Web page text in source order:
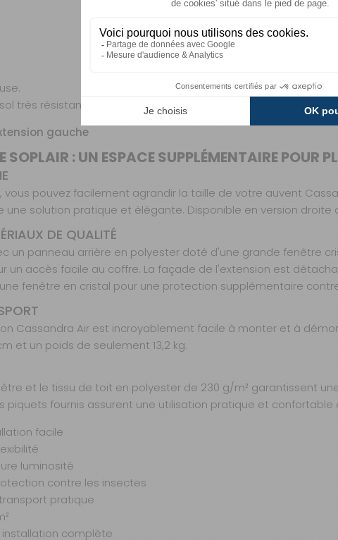
très résistante.
gauche
: UN ESPACE SUPPLÉMENTAIRE POUR
vous pouvez facilement agrandir la taille de votre auvent
solution pratique et élégante. Disponible en version
DE QUALITÉ
un panneau arrière en polyester doté d'une grande fenêtre
un accès facile au coffre. La façade de l'extension est
fenêtre en cristal pour une protection supplémentaire
Cassandra Air est incroyablement facile à monter et à
et un poids de seulement 13,2 kg.
et le tissu de toit en polyester de 230 g/m² garantissent
piquets fournis assurent une utilisation pratique et
facile
luminosité
contre les insectes
pratique
installation complète